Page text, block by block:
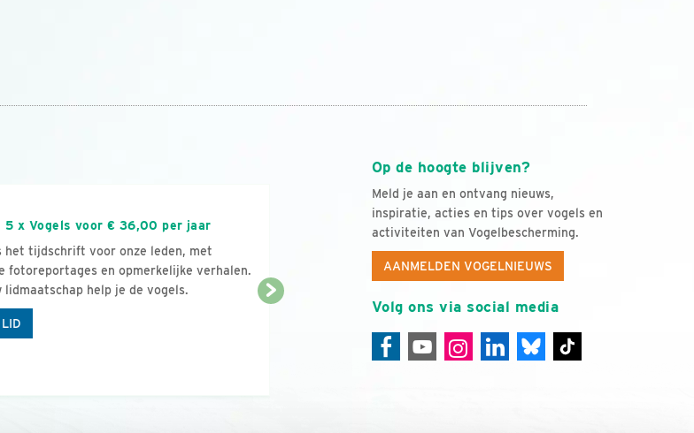
Op de hoogte blijven?
Meld je aan en ontvang nieuws,
inspiratie, acties en tips over vogels en
activiteiten van Vogelbescherming.
AANMELDEN VOGELNIEUWS
Volg ons via social media
5 x Vogels voor € 36,00 per jaar
het tijdschrift voor onze leden, met
fotoreportages en opmerkelijke verhalen.
lidmaatschap help je de vogels.